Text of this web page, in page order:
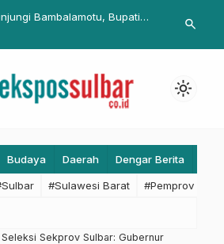
Humas Polda Sulbar Ukir
Gubernur
Pawai
search
light_mode
Budaya Daerah Dengar Berita
#Sulawesi Barat #Pemprov
Seleksi Sekprov Sulbar: Gubernur